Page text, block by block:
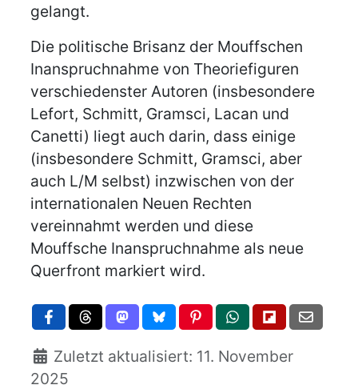
gelangt.
Die politische Brisanz der Mouffschen
Inanspruchnahme von Theoriefiguren
verschiedenster Autoren (insbesondere
Lefort, Schmitt, Gramsci, Lacan und
Canetti) liegt auch darin, dass einige
(insbesondere Schmitt, Gramsci, aber
auch L/M selbst) inzwischen von der
internationalen Neuen Rechten
vereinnahmt werden und diese
Mouffsche Inanspruchnahme als neue
Querfront markiert wird.
Zuletzt aktualisiert: 11. November
2025